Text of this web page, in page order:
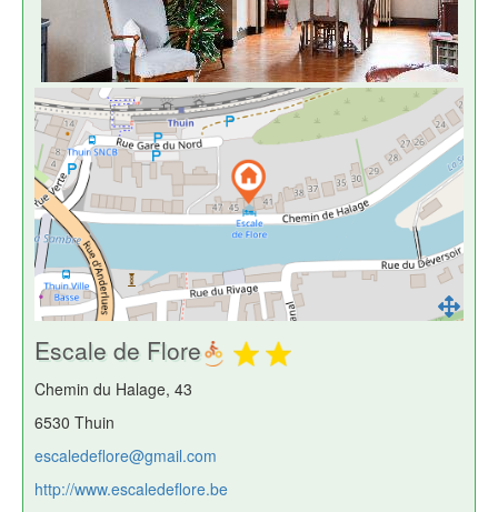
Escale de Flore
Chemin du Halage, 43
6530 Thuin
escaledeflore@gmail.com
http://www.escaledeflore.be